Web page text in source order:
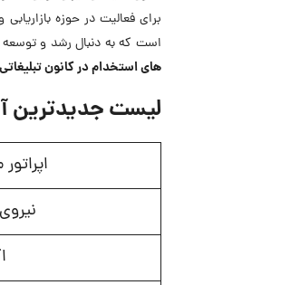
برای فعالیت در حوزه
است که به دنبال رشد و توسعه
های استخدام در کانون
لیست جدیدترین